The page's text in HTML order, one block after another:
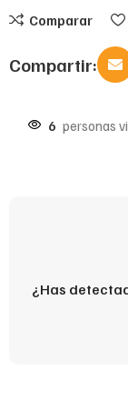
Comparar
Compartir:
6 personas
¿Has